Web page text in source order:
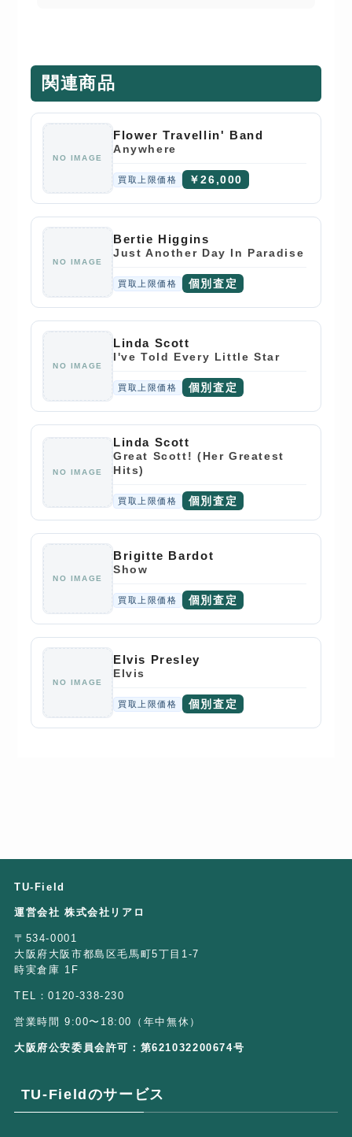
関連商品
NO IMAGE
Flower Travellin' Band
Anywhere
買取上限価格 ￥26,000
NO IMAGE
Bertie Higgins
Just Another Day In Paradise
買取上限価格 個別査定
NO IMAGE
Linda Scott
I've Told Every Little Star
買取上限価格 個別査定
NO IMAGE
Linda Scott
Great Scott! (Her Greatest
Hits)
買取上限価格 個別査定
NO IMAGE
Brigitte Bardot
Show
買取上限価格 個別査定
NO IMAGE
Elvis Presley
Elvis
買取上限価格 個別査定
TU-Field
運営会社 株式会社リアロ
〒534-0001
大阪府大阪市都島区毛馬町5丁目1-7
時実倉庫 1F
TEL：0120-338-230
営業時間 9:00〜18:00（年中無休）
大阪府公安委員会許可：第621032200674号
TU-Fieldのサービス